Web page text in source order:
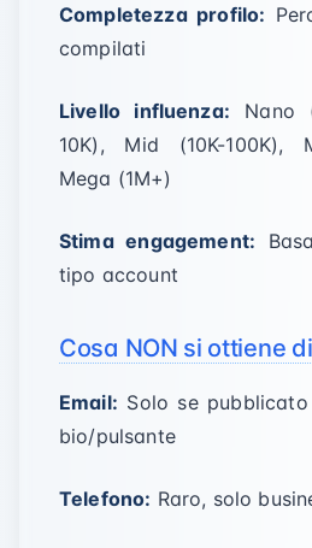
Completezza profilo:
compilati
Livello influenza: Nano
10K), Mid (10K-100K),
Mega (1M+)
Stima engagement:
tipo account
Cosa NON si ottiene
Email: Solo se
bio/pulsante
Telefono: Raro, solo